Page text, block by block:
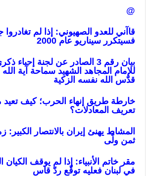
@
قاآني للعدو الصهيوني: إذا لم تغادروا
فسيتكرر سيناريو عام 2000
بيان رقم 3 الصادر عن لجنة
للإمام المجاهد الشهيد سماحة آية
قدّس الله نفسه الزكية
خارطة طريق إنهاء الحرب؛ كيف تعيد
تعريف المعادلات؟
المشاط يهنئ إيران بالانتصار الكبير:
ثمن ولّى
مقر خاتم الأنبياء: إذا لم يوقف الكيان
في لبنان فعليه توقّع ردّ قاس